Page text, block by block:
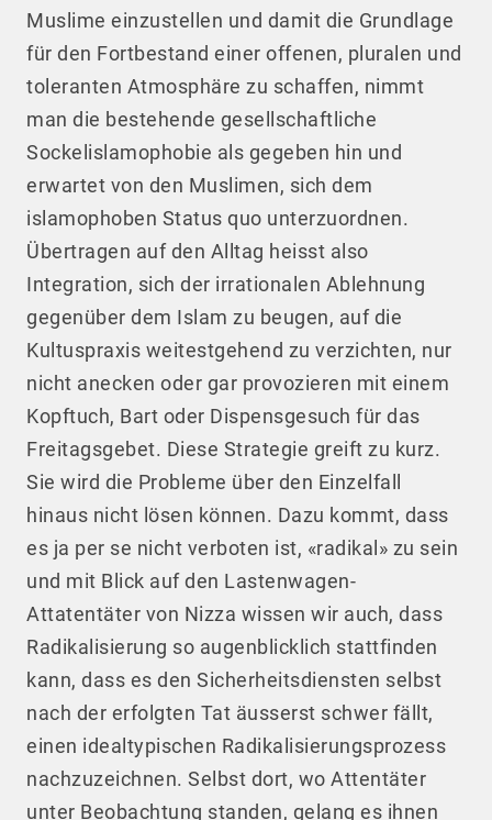
Muslime einzustellen und damit die Grundlage
für den Fortbestand einer offenen, pluralen und
toleranten Atmosphäre zu schaffen, nimmt
man die bestehende gesellschaftliche
Sockelislamophobie als gegeben hin und
erwartet von den Muslimen, sich dem
islamophoben Status quo unterzuordnen.
Übertragen auf den Alltag heisst also
Integration, sich der irrationalen Ablehnung
gegenüber dem Islam zu beugen, auf die
Kultuspraxis weitestgehend zu verzichten, nur
nicht anecken oder gar provozieren mit einem
Kopftuch, Bart oder Dispensgesuch für das
Freitagsgebet. Diese Strategie greift zu kurz.
Sie wird die Probleme über den Einzelfall
hinaus nicht lösen können. Dazu kommt, dass
es ja per se nicht verboten ist, «radikal» zu sein
und mit Blick auf den Lastenwagen-
Attatentäter von Nizza wissen wir auch, dass
Radikalisierung so augenblicklich stattfinden
kann, dass es den Sicherheitsdiensten selbst
nach der erfolgten Tat äusserst schwer fällt,
einen idealtypischen Radikalisierungsprozess
nachzuzeichnen. Selbst dort, wo Attentäter
unter Beobachtung standen, gelang es ihnen